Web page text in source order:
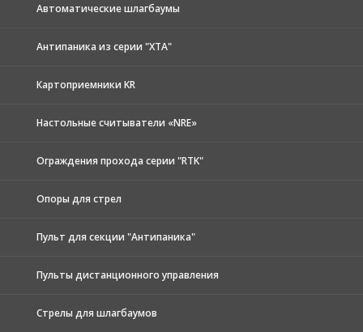
Автоматические шлагбаумы
Антипаника из серии "XTA"
Картоприемники KR
Настольные считыватели «NRE»
Ограждения прохода серии "RTK"
Опоры для стрел
Пульт для секции "Антипаника"
Пульты дистанционного управления
Стрелы для шлагбаумов